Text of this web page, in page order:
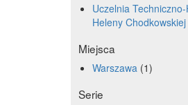
Uczelnia
Heleny Chodkowskiej
Miejsca
Warszawa 1
Serie